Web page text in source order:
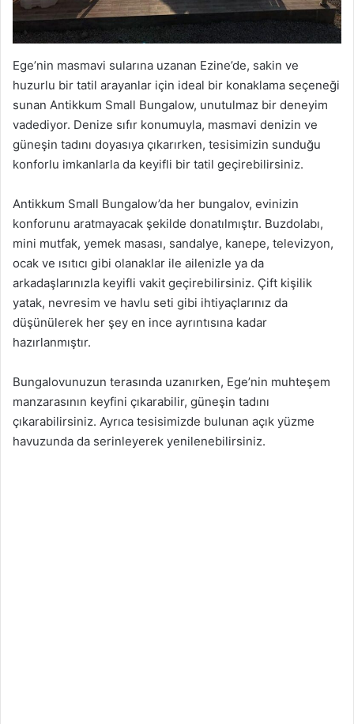
Ege’nin masmavi sularına uzanan Ezine’de, sakin ve
huzurlu bir tatil arayanlar için ideal bir konaklama seçeneği
sunan Antikkum Small Bungalow, unutulmaz bir deneyim
vadediyor. Denize sıfır konumuyla, masmavi denizin ve
güneşin tadını doyasıya çıkarırken, tesisimizin sunduğu
konforlu imkanlarla da keyifli bir tatil geçirebilirsiniz.
Antikkum Small Bungalow’da her bungalov, evinizin
konforunu aratmayacak şekilde donatılmıştır. Buzdolabı,
mini mutfak, yemek masası, sandalye, kanepe, televizyon,
ocak ve ısıtıcı gibi olanaklar ile ailenizle ya da
arkadaşlarınızla keyifli vakit geçirebilirsiniz. Çift kişilik
yatak, nevresim ve havlu seti gibi ihtiyaçlarınız da
düşünülerek her şey en ince ayrıntısına kadar
hazırlanmıştır.
Bungalovunuzun terasında uzanırken, Ege’nin muhteşem
manzarasının keyfini çıkarabilir, güneşin tadını
çıkarabilirsiniz. Ayrıca tesisimizde bulunan açık yüzme
havuzunda da serinleyerek yenilenebilirsiniz.